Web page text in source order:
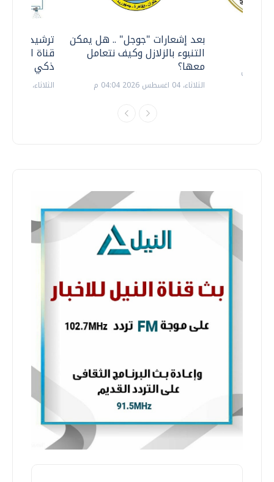
ترشيدا
قناة
ذكي
الثلاثاء، 14 يوليو 2026 06:11 م
بعد إشعارات "جوجل" .. هل يمكن
التنبوء بالزلازل وكيف نتعامل
معها؟
الثلاثاء، 04 اغسطس 2026 04:04 م